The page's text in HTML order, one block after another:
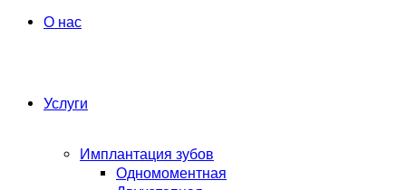
О нас
Услуги
Имплантация зубов
Одномоментная